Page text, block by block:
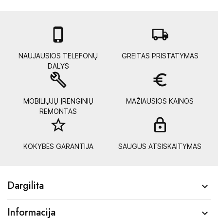

NAUJAUSIOS TELEFONŲ
DALYS
local_shipping
GREITAS PRISTATYMAS
build
MOBILIŲJŲ ĮRENGINIŲ
REMONTAS
euro_symbol
MAŽIAUSIOS KAINOS
star_border
KOKYBĖS GARANTIJA SAUGUS ATSISKAITYMAS
Dargilita 
Informacija 